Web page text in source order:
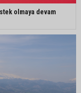
olmaya devam